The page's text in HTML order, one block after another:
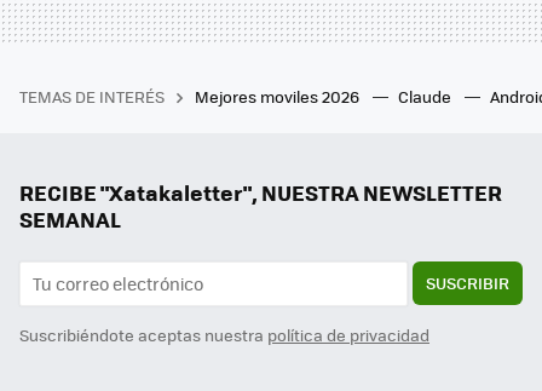
TEMAS DE INTERÉS Mejores moviles 2026 Claude
RECIBE "Xatakaletter", NUESTRA NEWSLETTER
SEMANAL
SUSCRIBIR
Suscribiéndote aceptas nuestra política de privacidad